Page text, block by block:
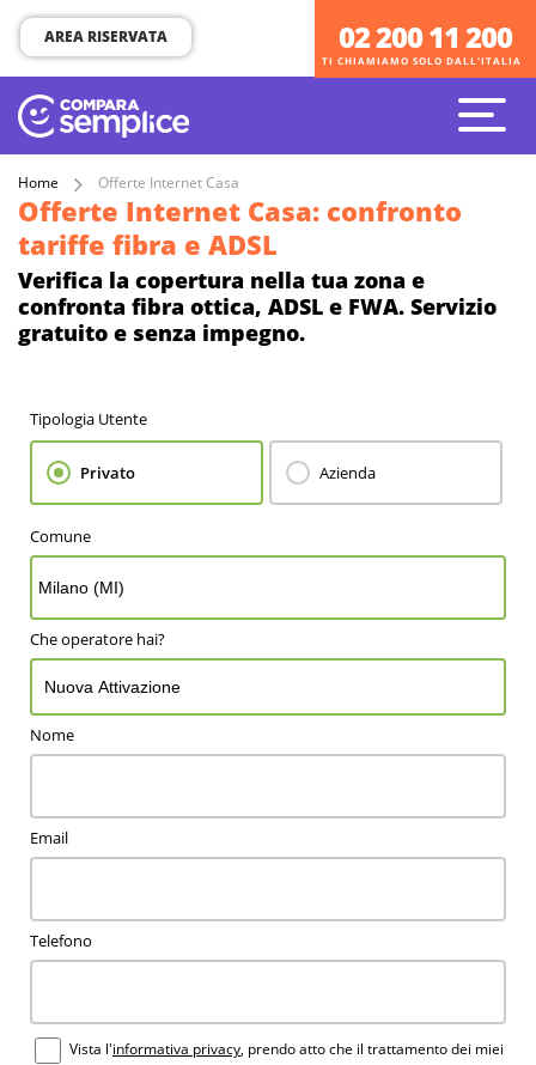
TI CHIAMIAMO SOLO DALL'ITALIA
02 200 11 200
AREA RISERVATA
Home Offerte Internet Casa
Offerte Internet Casa: confronto
tariffe fibra e ADSL
Verifica la copertura nella tua zona e
confronta fibra ottica, ADSL e FWA. Servizio
gratuito e senza impegno.
Tipologia Utente
Privato Azienda
Comune
Che operatore hai?
Nome
Email
Telefono
Vista l'informativa privacy, prendo atto che il trattamento dei miei
TI CHIAMIAMO SOLO DALL'ITALIA
02 200 11 200